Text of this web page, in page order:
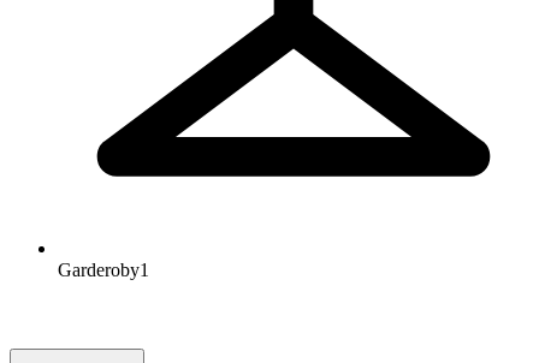
Garderoby1